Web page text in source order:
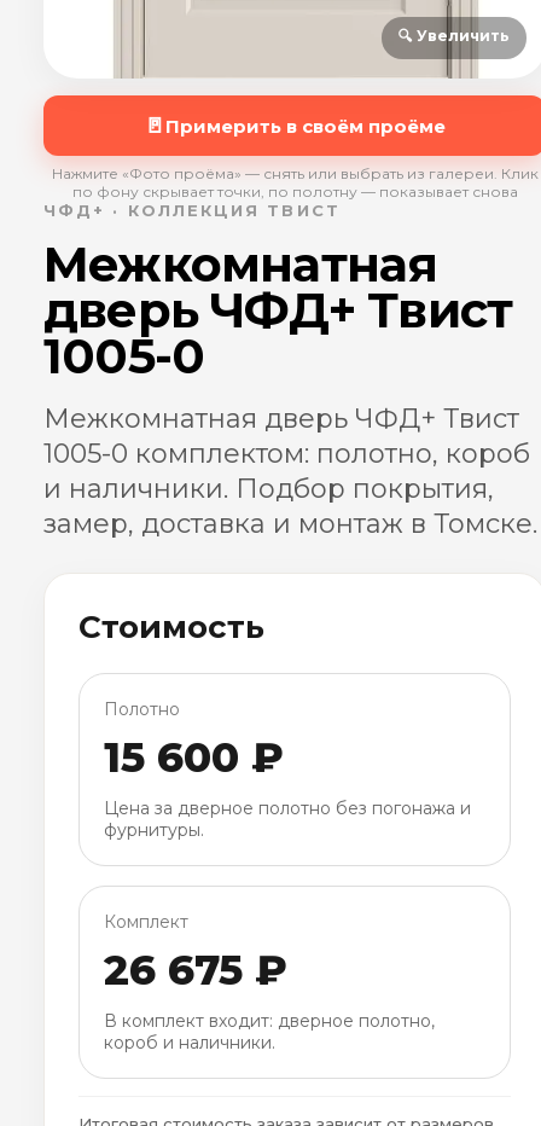
🔍 Увеличить
🚪 Примерить в своём проёме
Нажмите «Фото проёма» — снять или выбрать из галереи. Клик
по фону скрывает точки, по полотну — показывает снова
ЧФД+ · КОЛЛЕКЦИЯ ТВИСТ
Межкомнатная
дверь ЧФД+ Твист
1005-0
Межкомнатная дверь ЧФД+ Твист
1005-0 комплектом: полотно, короб
и наличники. Подбор покрытия,
замер, доставка и монтаж в Томске.
Стоимость
Полотно
15 600 ₽
Цена за дверное полотно без погонажа и
фурнитуры.
Комплект
26 675 ₽
В комплект входит: дверное полотно,
короб и наличники.